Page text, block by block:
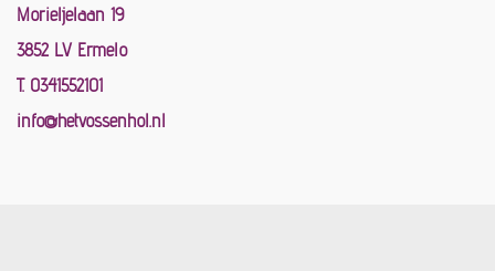
Morieljelaan 19
3852 LV Ermelo
T. 0341552101
info@hetvossenhol.nl